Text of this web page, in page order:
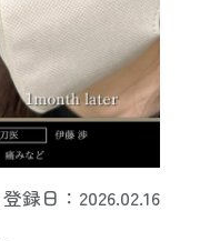
登録日：2026.02.16